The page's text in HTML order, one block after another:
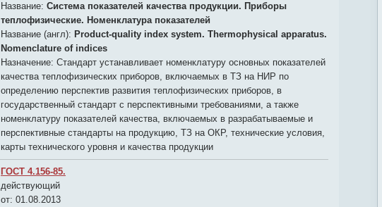
Название: Система показателей качества продукции. Приборы
теплофизические. Номенклатура показателей
Название (англ): Product-quality index system. Thermophysical apparatus.
Nomenclature of indices
Назначение: Стандарт устанавливает номенклатуру основных показателей
качества теплофизических приборов, включаемых в ТЗ на НИР по
определению перспектив развития теплофизических приборов, в
государственный стандарт с перспективными требованиями, а также
номенклатуру показателей качества, включаемых в разрабатываемые и
перспективные стандарты на продукцию, ТЗ на ОКР, технические условия,
карты технического уровня и качества продукции
ГОСТ 4.156-85.
действующий
от: 01.08.2013